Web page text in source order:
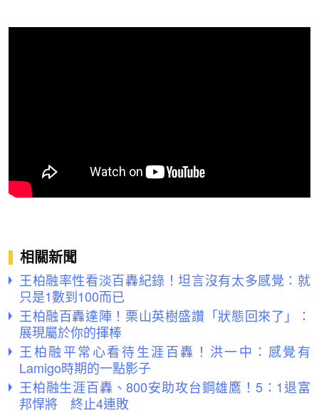
相關新聞
王柏融率性看淡百轟紀錄！坦言沒有太多感覺：就
只是1數到100而已
王柏融百轟達陣！栗山英樹盛讚「狀態回來了」：
展現屬於你的揮棒
王柏融平常心看待生涯百轟！洪一中：感覺有
Lamigo時期的一點影子
王柏融生涯百轟、800安助攻台鋼雄鷹！5：1退富
邦悍將 終止4連敗